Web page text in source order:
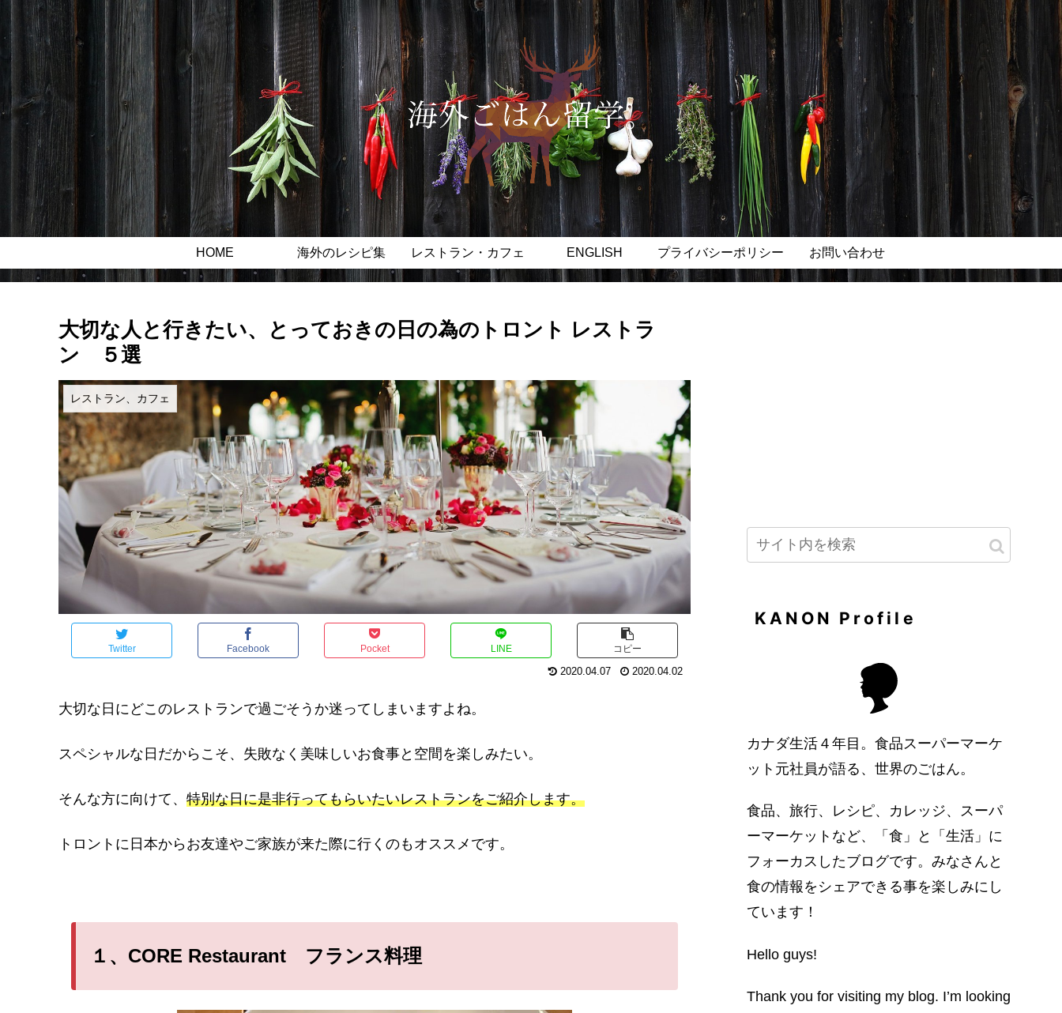
HOME 海外のレシピ集 レストラン・カフェ ENGLISH プライバシーポリシー お問い合わせ
大切な人と行きたい、とっておきの日の為のトロント レストラ
ン ５選
レストラン、カフェ
Twitter Facebook Pocket LINE コピー
2020.04.07 2020.04.02
大切な日にどこのレストランで過ごそうか迷ってしまいますよね。
スペシャルな日だからこそ、失敗なく美味しいお食事と空間を楽しみたい。
そんな方に向けて、 特別な日に是非行ってもらいたいレストランをご紹介します。
トロントに日本からお友達やご家族が来た際に行くのもオススメです。
１、CORE Restaurant フランス料理
KANON Profile
カナダ生活４年目。食品スーパーマーケ
ット元社員が語る、世界のごはん。
食品、旅行、レシピ、カレッジ、スーパ
ーマーケットなど、「食」と「生活」に
フォーカスしたブログです。みなさんと
食の情報をシェアできる事を楽しみにし
ています！
Hello guys!
Thank you for visiting my blog. I’m looking